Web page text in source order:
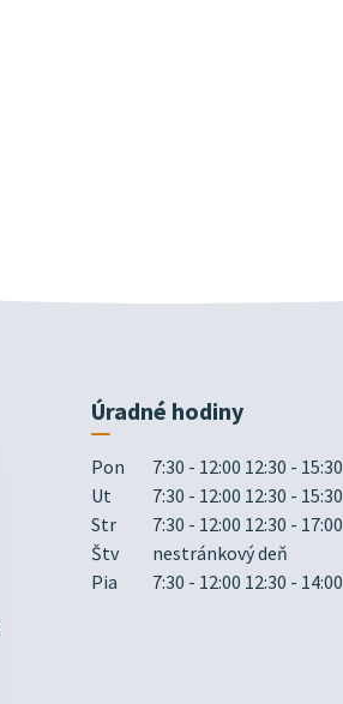
Úradné hodiny
Pon
7:30 - 12:00 12:30 - 15:30
Ut
7:30 - 12:00 12:30 - 15:30
Str
7:30 - 12:00 12:30 - 17:00
Štv
nestránkový deň
Pia
7:30 - 12:00 12:30 - 14:00